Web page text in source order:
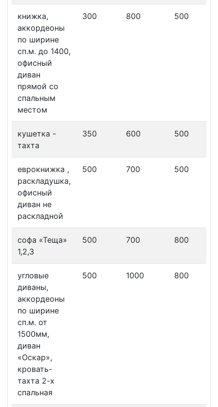
книжка,
аккордеоны
по ширине
сп.м. до 1400,
офисный
диван
прямой со
спальным
местом
300 800 500
кушетка -
тахта
350 600 500
еврокнижка ,
раскладушка,
офисный
диван не
раскладной
500 700 500
софа «Теща»
1,2,3
500 700 800
угловые
диваны,
аккордеоны
по ширине
сп.м. от
1500мм,
диван
«Оскар»,
кровать-
тахта 2-х
спальная
500 1000 800